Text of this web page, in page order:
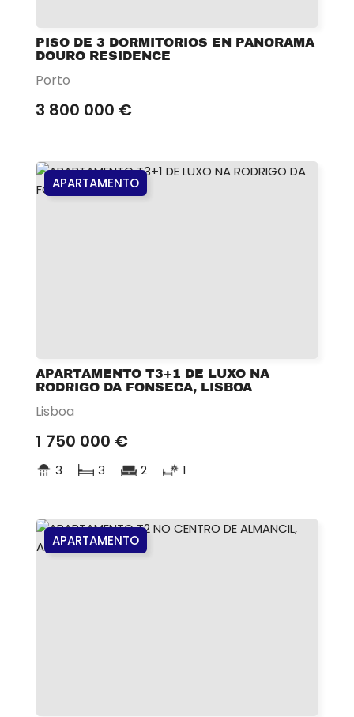
PISO DE 3 DORMITORIOS EN PANORAMA
DOURO RESIDENCE
Porto
3 800 000 €
APARTAMENTO
APARTAMENTO T3+1 DE LUXO NA
RODRIGO DA FONSECA, LISBOA
Lisboa
1 750 000 €
3 3 2 1
APARTAMENTO